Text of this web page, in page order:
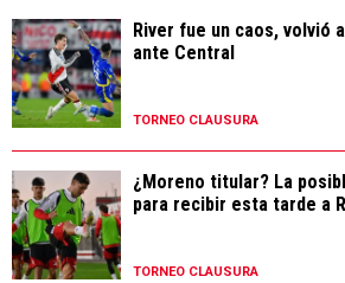
River fue un caos, volvió
ante Central
TORNEO CLAUSURA
¿Moreno titular? La
para recibir esta tarde a
TORNEO CLAUSURA